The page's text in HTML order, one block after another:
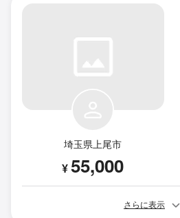
埼玉県上尾市
¥55,000
さらに表示